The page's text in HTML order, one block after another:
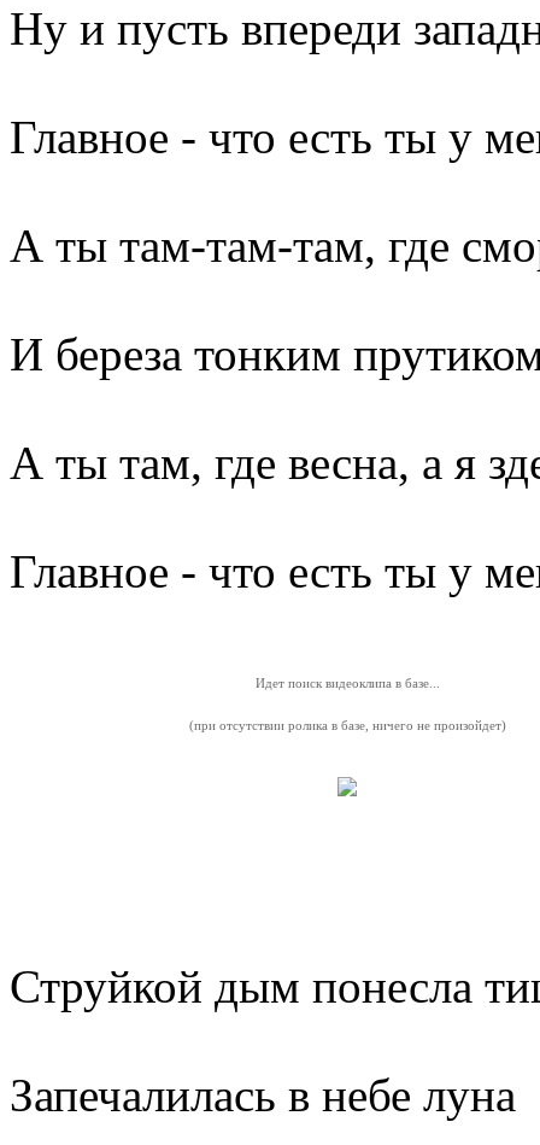
Ну и пусть впереди
Главное - что есть ты у
А ты там-там-там, где
И береза тонким
А ты там, где весна, а я
Главное - что есть ты у
Идет поиск видеоклипа в базе...
(при отсутствии ролика в базе, ничего не произойдет)
Струйкой дым понесла
Запечалилась в небе луна